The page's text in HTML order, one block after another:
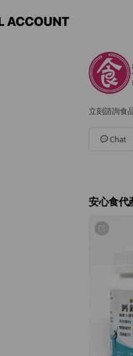
立刻諮詢食
Chat
安心食代